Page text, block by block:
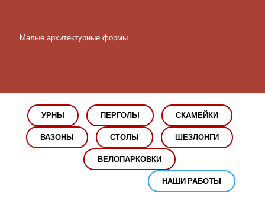
Малые архитектурные формы
УРНЫ ПЕРГОЛЫ
СКАМЕЙКИ
ВАЗОНЫ
СТОЛЫ
ШЕЗЛОНГИ
ВЕЛОПАРКОВКИ
НАШИ РАБОТЫ